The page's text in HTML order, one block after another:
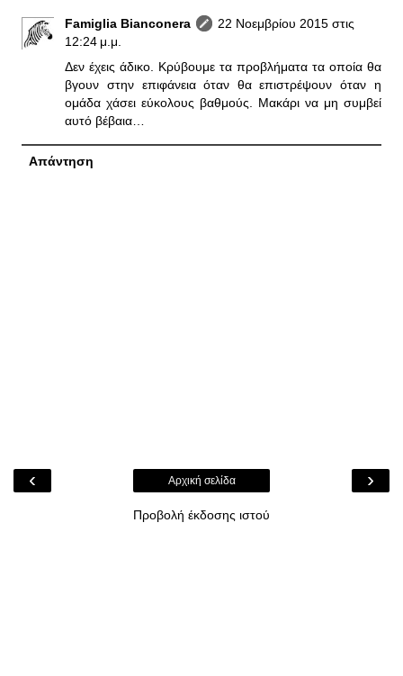
Famiglia Bianconera
22 Νοεμβρίου 2015 στις
12:24 μ.μ.
Δεν έχεις άδικο. Κρύβουμε τα προβλήματα τα οποία θα
βγουν στην επιφάνεια όταν θα επιστρέψουν όταν η
ομάδα χάσει εύκολους βαθμούς. Μακάρι να μη συμβεί
αυτό βέβαια…
Απάντηση
‹ ›
Αρχική σελίδα
Προβολή έκδοσης ιστού